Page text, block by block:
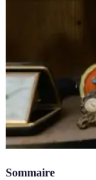
Sommaire